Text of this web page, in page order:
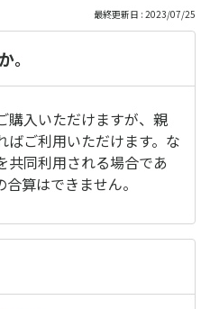
最終更新日 : 2023/07/25
。
購入いただけますが、親
ご利用いただけます。な
共同利用される場合であ
算はできません。